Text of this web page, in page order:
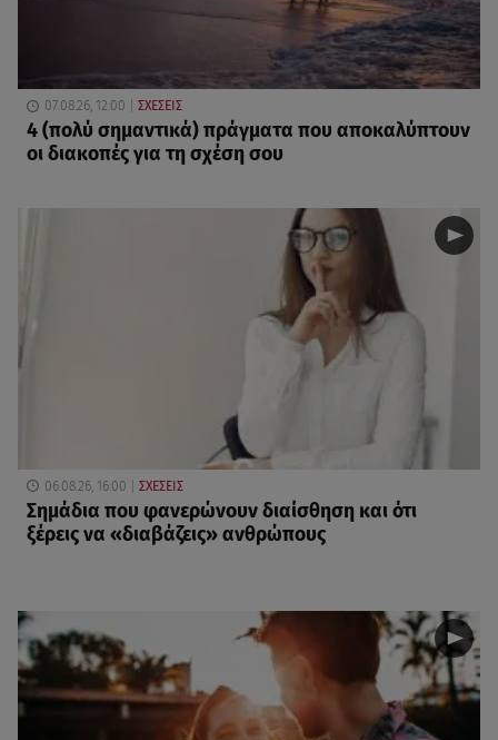
07.08.26, 12:00 ΣΧΕΣΕΙΣ
4 (πολύ σημαντικά) πράγματα που αποκαλύπτουν
οι διακοπές για τη σχέση σου
06.08.26, 16:00 ΣΧΕΣΕΙΣ
Σημάδια που φανερώνουν διαίσθηση και ότι
ξέρεις να «διαβάζεις» ανθρώπους